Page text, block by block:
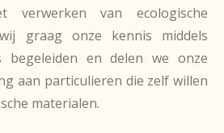
verwerken van ecologische
graag onze kennis middels
begeleiden en delen we onze
aan particulieren die zelf willen
materialen.